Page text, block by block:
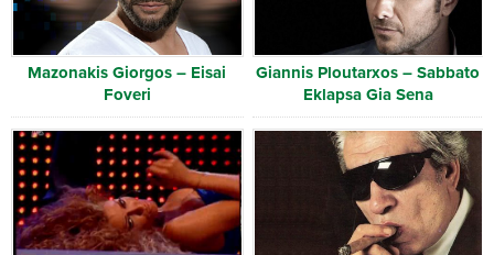
Mazonakis Giorgos – Eisai
Foveri
Giannis Ploutarxos – Sabbato
Eklapsa Gia Sena